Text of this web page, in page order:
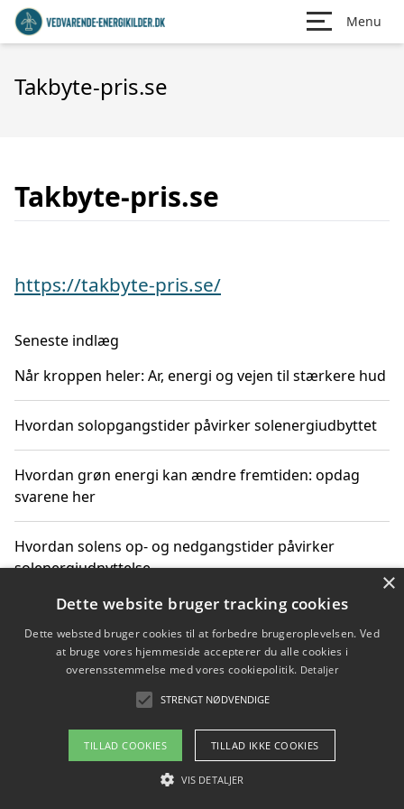
Menu
Takbyte-pris.se
Takbyte-pris.se
https://takbyte-pris.se/
Seneste indlæg
Når kroppen heler: Ar, energi og vejen til stærkere hud
Hvordan solopgangstider påvirker solenergiudbyttet
Hvordan grøn energi kan ændre fremtiden: opdag
svarene her
Hvordan solens op- og nedgangstider påvirker
solenergiudnyttelse
Hvordan du får svar på energispørgsmål om
vedvarende energikilder
Om / kontakt
Blog Betingelser
×
Dette website bruger tracking cookies
Dette websted bruger cookies til at forbedre brugeroplevelsen. Ved
at bruge vores hjemmeside accepterer du alle cookies i
overensstemmelse med vores cookiepolitik. Detaljer
STRENGT NØDVENDIGE
TILLAD COOKIES TILLAD IKKE COOKIES
VIS DETALJER